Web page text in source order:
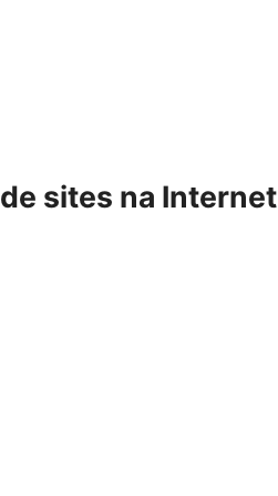
sites na Internet